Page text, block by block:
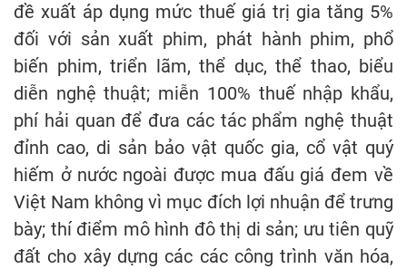
đề xuất áp dụng mức thuế giá trị gia tăng 5%
đối với sản xuất phim, phát hành phim, phổ
biến phim, triển lãm, thể dục, thể thao, biểu
diễn nghệ thuật; miễn 100% thuế nhập khẩu,
phí hải quan để đưa các tác phẩm nghệ thuật
đỉnh cao, di sản bảo vật quốc gia, cổ vật quý
hiếm ở nước ngoài được mua đấu giá đem về
Việt Nam không vì mục đích lợi nhuận để trưng
bày; thí điểm mô hình đô thị di sản; ưu tiên quỹ
đất cho xây dựng các các công trình văn hóa,